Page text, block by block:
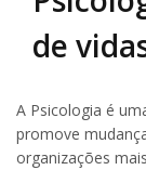
de
A Psicologia é
promove
organizações